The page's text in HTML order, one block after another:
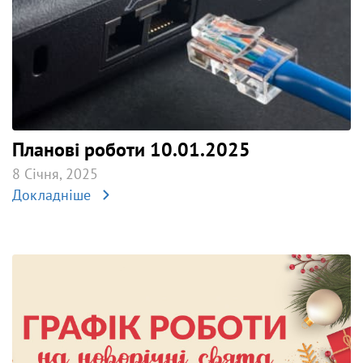
Планові роботи 10.01.2025
8 Січня, 2025
Докладніше